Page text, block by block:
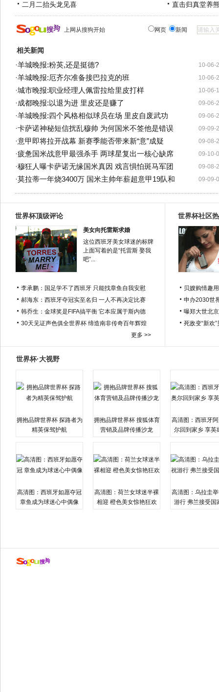
二月二抬头龙见喜 直击归真堂养
上网从搜狗开始 网页 新闻
相关新闻
10-06-
·羊城晚报:粉英,还是挺德?
10-06-
·羊城晚报:厄齐尔准备接巴拉克的班
10-06-
·城市晚报:职业经理人佩雷拉给里皮打样
09-06-
·成都晚报:以退为进 里皮还是赚了
09-06-
·羊城晚报:四个风格相似球员在场 里皮自废武功
09-09-
·卡萨诺神秘短信扰乱穆帅 为何国米不签他是错误
09-08-
·意甲即将拉开战幕 新赛季能否带来新“意”成疑
09-10-
·疲惫国米战意甲最强杀手 两球星复出一核心缺席
09-08-
·穆狂人曝卡萨诺无缘国米真因 戏言惧怕斑马军团
09-09-
·莫拉蒂一年烧3400万 国米主帅年薪超意甲19队和
世界杯顶级评论
美女向托雷斯求婚
这位西班牙美女球迷的标牌
上面写着的是“托雷斯 娶我
吧”...
李承鹏：国足学不了西班牙 只能找章鱼自我安慰
郝海东：西班牙夺冠实至名归 一人不再决定比赛
韩乔生：金球奖是FIFA搞平衡 它本应属于斯内德
30天见证声色俱全世界杯 缔造南非传奇百年辉煌
更多 >>
世界杯社区
贝嫂购情趣
申办2030世
曝郑大世北
死敌变“新欢
世界杯·大视野
拥抱品牌世界杯 探路者为
精英保驾护航
拥抱品牌世界杯 搜狐体育
营销及品牌传播沙龙
高清图：西班牙
尔回到家乡 享英
高清图：西班牙如愿夺冠
章鱼成为球迷心中偶像
高清图：荷兰女球迷半裸
相迎 橙色美女惊艳狂欢
高清图：乌拉圭
游行 弗兰接受国